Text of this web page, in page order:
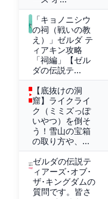
「キョノニシウ
の祠（戦いの教
え）」ゼルダ テ
ィアキン攻略
「祠編」【ゼル
ダの伝説テ...
【底抜けの洞
窟】ライクライ
ク（ミミズっぽ
いやつ）を倒そ
う！雪山の宝箱
の取り方や、...
ゼルダの伝説テ
ィアーズ･オブ･
ザ･キングダムの
質問です。皆さ